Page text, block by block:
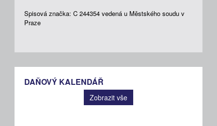
Spisová značka: C 244354 vedená u Městského soudu v
Praze
DAŇOVÝ KALENDÁŘ
Zobrazit vše